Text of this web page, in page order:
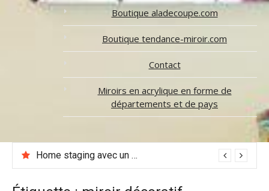
Boutique aladecoupe.com
Boutique tendance-miroir.com
Contact
Miroirs en acrylique en forme de
départements et de pays
Home staging avec un miroir : 7 astuces efficaces pour valoriser son logement